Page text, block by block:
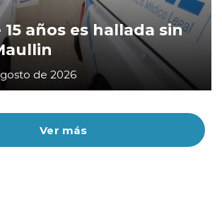
Ver más
años es hallada sin
de 2026